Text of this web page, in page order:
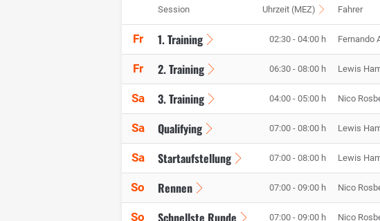
Session Uhrzeit (MEZ) Fahrer
Fr 1. Training 02:30 - 04:00 h Fernando
Fr 2. Training 06:30 - 08:00 h Lewis
Sa 3. Training 04:00 - 05:00 h Nico
Sa Qualifying 07:00 - 08:00 h Lewis
Sa Startaufstellung 07:00 - 08:00 h Lewis
So Rennen 07:00 - 09:00 h Nico
So 07:00 - 09:00 h Nico